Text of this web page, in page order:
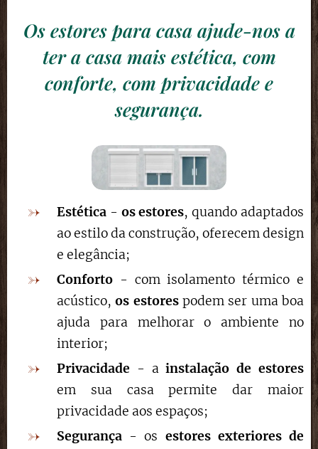
Os estores para casa ajude-nos a
ter a casa mais estética, com
conforte, com privacidade e
segurança.
Estética - os estores, quando adaptados
ao estilo da construção, oferecem design
e elegância;
Conforto - com isolamento térmico e
acústico,os estorespodem ser uma boa
ajuda para melhorar o ambiente no
interior;
Privacidade - ainstalação de estores
em sua casa permite dar maior
privacidade aos espaços;
Segurança - os estores exteriores de